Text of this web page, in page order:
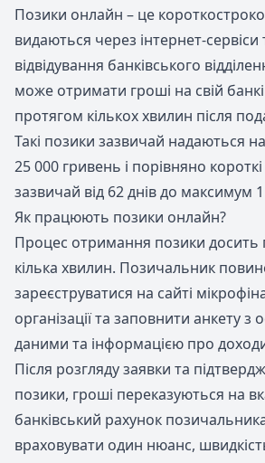
Позики онлайн – це
видаються через інтернет-
відвідування банківського
може отримати гроші на свій
протягом кількох хвилин після
Такі позики зазвичай надаються
25 000 гривень і порівняно
зазвичай від 62 днів до максимум
Як працюють позики онлайн?
Процес отримання позики досить
кілька хвилин. Позичальник
зареєструватися на сайті
організації та заповнити анкету з
даними та інформацією про
Після розгляду заявки та
позики, гроші переказуються на
банківський рахунок
враховувати один нюанс,